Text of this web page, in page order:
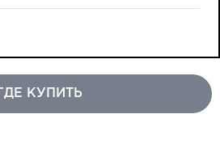
Проекты
ГДЕ КУПИТЬ